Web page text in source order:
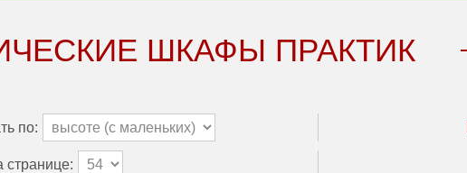
ШКАФЫ ПРАКТИК
по:
странице: